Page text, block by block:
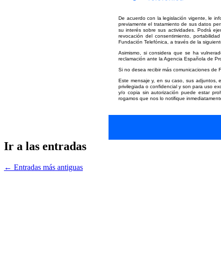
De acuerdo con la legislación vigente, le
previamente el tratamiento de sus datos
su interés sobre sus actividades. Podrá
revocación del consentimiento,
Fundación Telefónica, a través de la
Asimismo, si considera que se ha
reclamación ante la Agencia Española de
Si no desea recibir más comunicaciones
Este mensaje y, en su caso, sus adjuntos,
privilegiada o confidencial y son para uso
y/o copia sin autorización puede estar
rogamos que nos lo notifique
Ir a las entradas
← Entradas más antiguas